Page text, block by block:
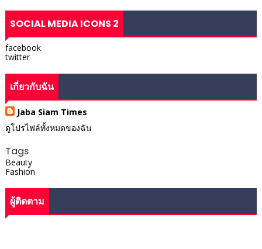
SOCIAL MEDIA ICONS 2
facebook
twitter
เกี่ยวกับฉัน
Jaba Siam Times
ดูโปรไฟล์ทั้งหมดของฉัน
Tags
Beauty
Fashion
ผู้ติดตาม